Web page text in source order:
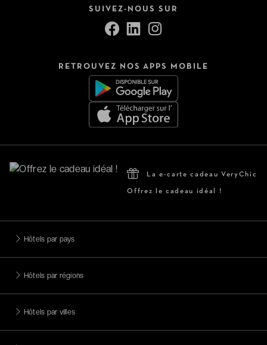
SUIVEZ-NOUS SUR
RETROUVEZ NOS APPS MOBILE
La e-carte cadeau VeryChic
Offrez le cadeau idéal !
Hôtels par pays
Hôtels par régions
Hôtels par villes